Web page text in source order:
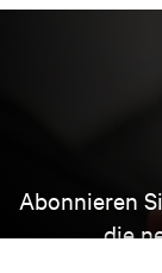
Abonnieren
die